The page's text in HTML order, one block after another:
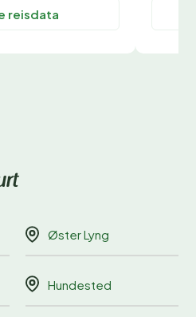
reisdata
Øster Lyng
Hundested